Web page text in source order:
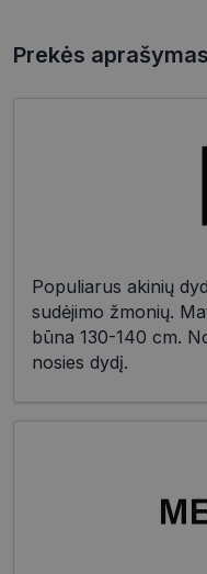
Prekės aprašymas
Populiarus akinių
sudėjimo žmonių.
būna 130-140 cm.
nosies dydį.